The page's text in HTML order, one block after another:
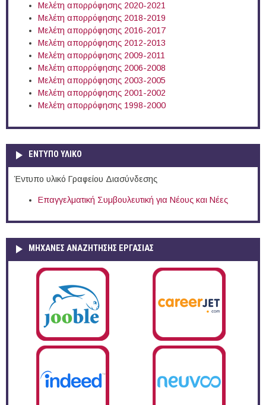
Μελέτη απορρόφησης 2020-2021
Μελέτη απορρόφησης 2018-2019
Μελέτη απορρόφησης 2016-2017
Μελέτη απορρόφησης 2012-2013
Μελέτη απορρόφησης 2009-2011
Μελέτη απορρόφησης 2006-2008
Μελέτη απορρόφησης 2003-2005
Μελέτη απορρόφησης 2001-2002
Μελέτη απορρόφησης 1998-2000
ΕΝΤΥΠΟ ΥΛΙΚΟ
Έντυπο υλικό Γραφείου Διασύνδεσης
Επαγγελματική Συμβουλευτική για Νέους και Νέες
ΜΗΧΑΝΕΣ ΑΝΑΖΗΤΗΣΗΣ ΕΡΓΑΣΙΑΣ